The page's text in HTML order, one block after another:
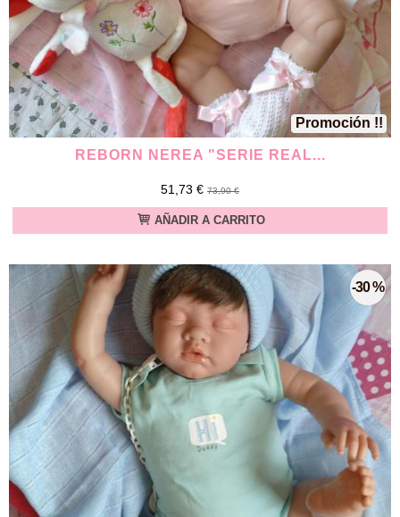
Promoción !!
REBORN NEREA "SERIE REAL...
51,73 € 73,90 €
AÑADIR A CARRITO
-30 %